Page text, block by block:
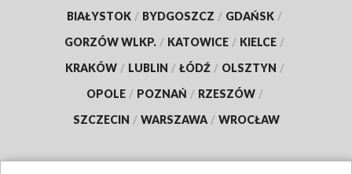
BIAŁYSTOK / BYDGOSZCZ / GDAŃSK /
GORZÓW WLKP. / KATOWICE / KIELCE /
KRAKÓW / LUBLIN / ŁÓDŹ / OLSZTYN /
OPOLE / POZNAŃ / RZESZÓW /
SZCZECIN / WARSZAWA / WROCŁAW